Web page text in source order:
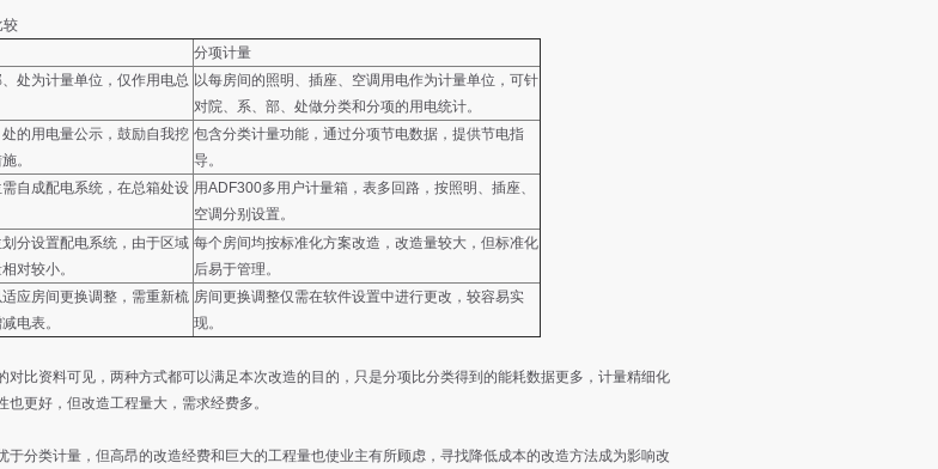
较
分项计量
处为计量单位，仅作用电总 以每房间的照明、插座、空调用电作为计量单位，可针
对院、系、部、处做分类和分项的用电统计。
的用电量公示，鼓励自我挖
。
包含分类计量功能，通过分项节电数据，提供节电指
导。
自成配电系统，在总箱处设 用ADF300多用户计量箱，表多回路，按照明、插座、
空调分别设置。
分设置配电系统，由于区域
对较小。
每个房间均按标准化方案改造，改造量较大，但标准化
后易于管理。
应房间更换调整，需重新梳
电表。
房间更换调整仅需在软件设置中进行更改，较容易实
现。
比资料可见，两种方式都可以满足本次改造的目的，只是分项比分类得到的能耗数据更多，计量精细化
更好，但改造工程量大，需求经费多。
分类计量，但高昂的改造经费和巨大的工程量也使业主有所顾虑，寻找降低成本的改造方法成为影响改